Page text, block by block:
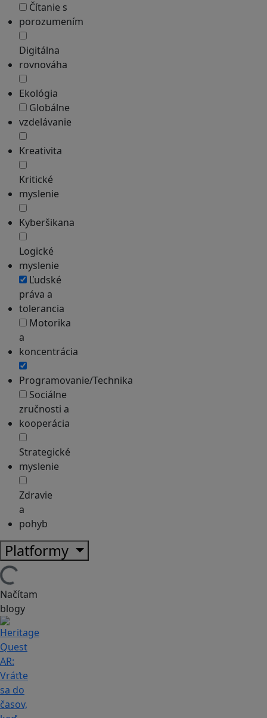
Čítanie s
porozumením
Digitálna
rovnováha
Ekológia
Globálne
vzdelávanie
Kreativita
Kritické
myslenie
Kyberšikana
Logické
myslenie
Ľudské
práva a
tolerancia
Motorika
a
koncentrácia
Programovanie/Technika
Sociálne
zručnosti a
kooperácia
Strategické
myslenie
Zdravie
a
pohyb
Platformy
Načítam
blogy